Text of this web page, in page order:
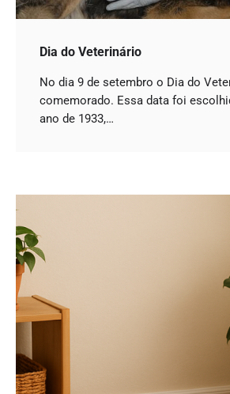
Dia do Veterinário
No dia 9 de setembro o Dia do
comemorado. Essa data foi
ano de 1933,…